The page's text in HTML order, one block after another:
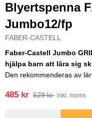
Blyertspenna
Jumbo12/fp
FABER-CASTELL
Faber-Castell Jumbo
hjälpa barn att lära sig
Den rekommenderas av
485 kr 629 kr inkl. moms